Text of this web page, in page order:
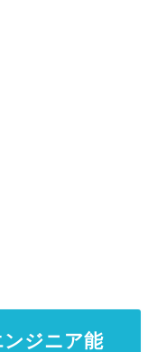
ンジニア能